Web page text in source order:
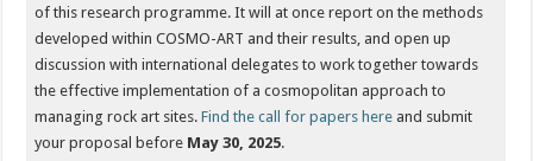
of this research programme. It will at once report on the methods
developed within COSMO-ART and their results, and open up
discussion with international delegates to work together towards
the effective implementation of a cosmopolitan approach to
managing rock art sites.Find the call for papers here and submit
your proposal before May 30, 2025.